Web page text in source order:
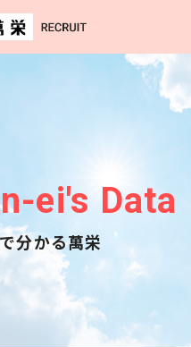
ei's Data
分かる萬栄